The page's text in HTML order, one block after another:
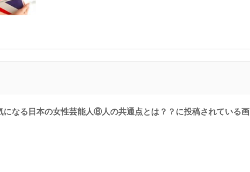
なる日本の女性芸能人⑧人の共通点とは？？に投稿されている画